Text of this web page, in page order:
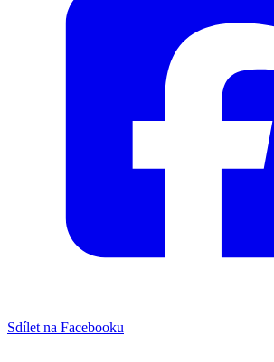
Sdílet na Facebooku